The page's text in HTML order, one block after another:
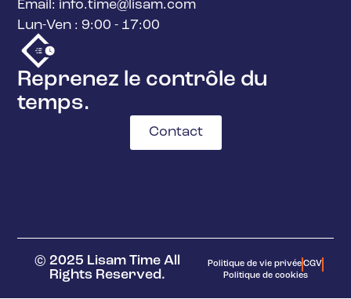
Reprenez le contrôle du
temps.
Contact
Email: info.time@lisam.com
Lun-Ven : 9:00 - 17:00
© 2025 Lisam Time All
Rights Reserved.
Politique de vie privée CGV
Politique de cookies